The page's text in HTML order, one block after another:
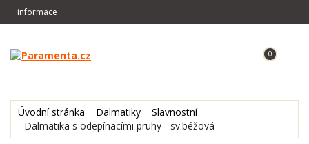
informace
0
Úvodní stránka Dalmatiky
Slavnostní
Dalmatika s odepínacími pruhy - sv.béžová